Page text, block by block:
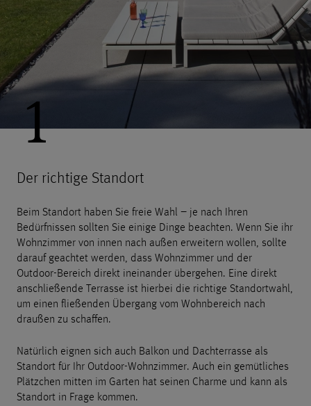
1
Der richtige Standort
Beim Standort haben Sie freie Wahl – je nach Ihren
Bedürfnissen sollten Sie einige Dinge beachten. Wenn Sie ihr
Wohnzimmer von innen nach außen erweitern wollen, sollte
darauf geachtet werden, dass Wohnzimmer und der
Outdoor-Bereich direkt ineinander übergehen. Eine direkt
anschließende Terrasse ist hierbei die richtige Standortwahl,
um einen fließenden Übergang vom Wohnbereich nach
draußen zu schaffen.
Natürlich eignen sich auch Balkon und Dachterrasse als
Standort für Ihr Outdoor-Wohnzimmer. Auch ein gemütliches
Plätzchen mitten im Garten hat seinen Charme und kann als
Standort in Frage kommen.